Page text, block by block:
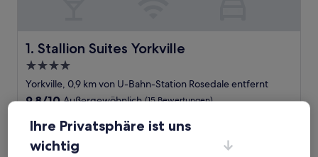
1. Stallion Suites Yorkville
Stallion Suites Yorkville
4.0-
Sterne-
Unterkunft
Yorkville, 0,9 km von U-Bahn-Station Rosedale entfernt
9.8
10,
Außergewöhnlich,
(15
9,8/10 Außergewöhnlich (15 Bewertungen)
9. Aug.–10. Aug.
Ihre Privatsphäre ist uns
wichtig